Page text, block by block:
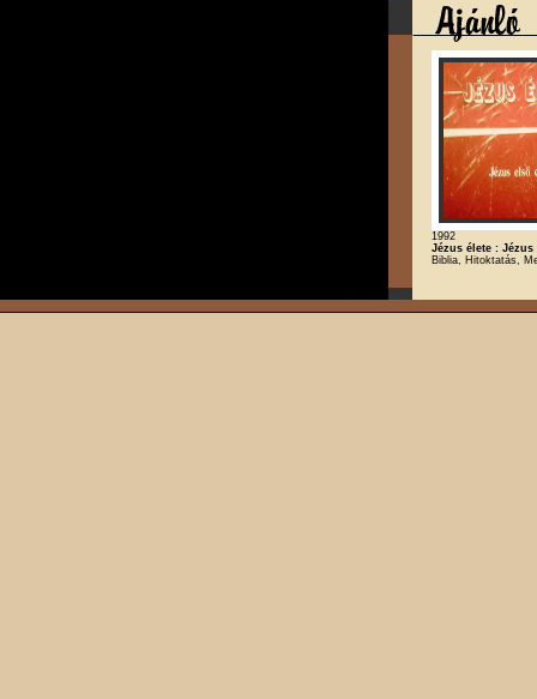
1992
Jézus élete :
Biblia, Hitoktatás,